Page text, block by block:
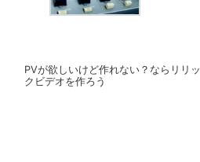
PVが欲しいけど作れない？ならリリッ
クビデオを作ろう